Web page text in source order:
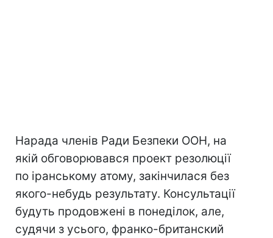
Нарада членів Ради Безпеки ООН, на
якій обговорювався проект резолюції
по іранському атому, закінчилася без
якого-небудь результату. Консультації
будуть продовжені в понеділок, але,
судячи з усього, франко-британский